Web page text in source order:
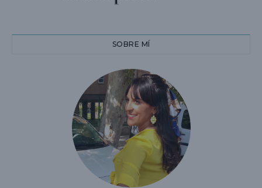
SOBRE MÍ